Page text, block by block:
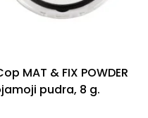
MAT & FIX POWDER
pudra, 8 g.